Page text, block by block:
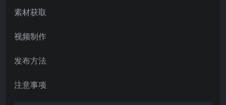
素材获取
视频制作
发布方法
注意事项